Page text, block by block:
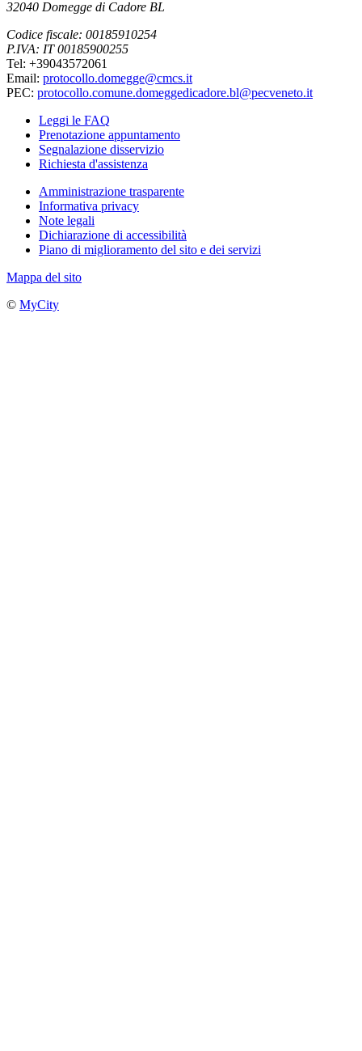
32040 Domegge di Cadore BL
Codice fiscale: 00185910254
P.IVA: IT 00185900255
Tel: +39043572061
Email: protocollo.domegge@cmcs.it
PEC: protocollo.comune.domeggedicadore.bl@pecveneto.it
Leggi le FAQ
Prenotazione appuntamento
Segnalazione disservizio
Richiesta d'assistenza
Amministrazione trasparente
Informativa privacy
Note legali
Dichiarazione di accessibilità
Piano di miglioramento del sito e dei servizi
Mappa del sito
© MyCity